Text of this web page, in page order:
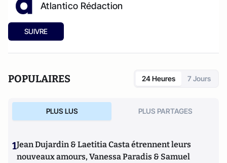
Atlantico Rédaction
SUIVRE
POPULAIRES 24 Heures 7 Jours
PLUS LUS PLUS PARTAGES
1Jean Dujardin & Laetitia Casta étrennent leurs
nouveaux amours, Vanessa Paradis & Samuel